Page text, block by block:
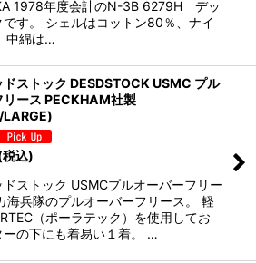
1978年度会計のN-3B 6279H デッ
です。 シェルはコットン80％、ナイ
中綿は…
ストック DESDSTOCK USMC プル
リース PECKHAM社製
LARGE)
税込)
ストック USMCプルオーバーフリー
海兵隊のプルオーバーフリース。 軽
（ポーラテック）を使用してお
ーの下にも着易い１着。 …